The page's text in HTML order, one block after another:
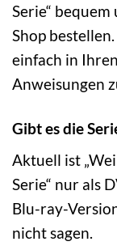
Serie“
Shop
einfach in
Anweisungen
Gibt es die
Aktuell ist
Serie“ nur als
Blu-ray-
nicht sagen.